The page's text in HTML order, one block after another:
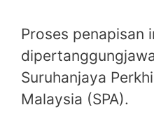
Proses penapisan
Suruhanjaya
Malaysia (SPA).